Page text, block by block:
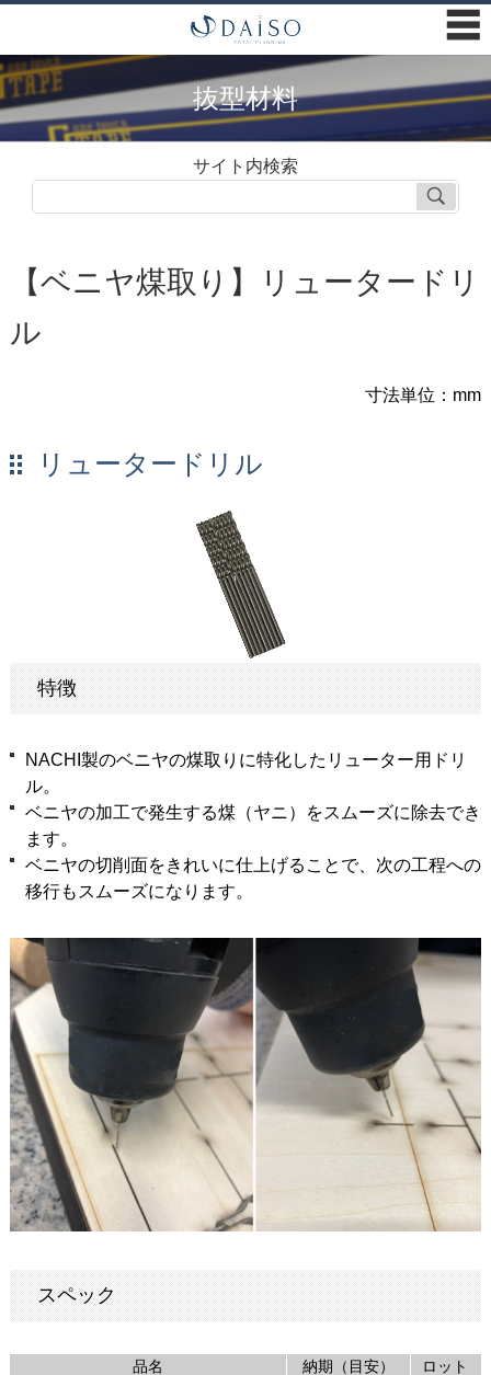
☰
抜型材料
サイト内検索
【ベニヤ煤取り】リュータードリ
ル
寸法単位：mm
リュータードリル
特徴
NACHI製のベニヤの煤取りに特化したリューター用ドリ
ル。
ベニヤの加工で発生する煤（ヤニ）をスムーズに除去でき
ます。
ベニヤの切削面をきれいに仕上げることで、次の工程への
移行もスムーズになります。
スペック
品名 納期（目安） ロット